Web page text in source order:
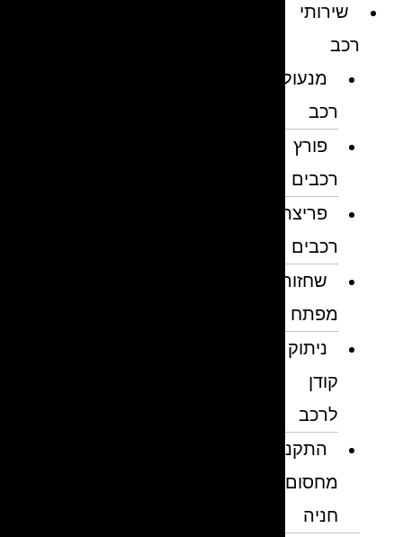
שירותי
מנעולן
פורץ
רכבים
פריצת
רכבים
שחזור
מפתח
ניתוק
לרכב
התקנת
מחסום
חניה